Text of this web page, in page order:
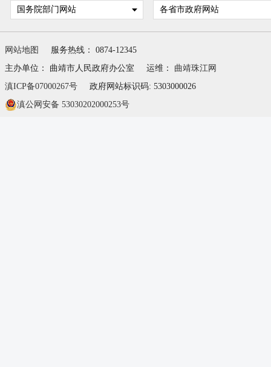
国务院部门网站 各省市政府网站
网站地图
服务热线： 0874-12345
主办单位： 曲靖市人民政府办公室
运维： 曲靖珠江网
滇ICP备07000267号
政府网站标识码: 5303000026
滇公网安备 53030202000253号